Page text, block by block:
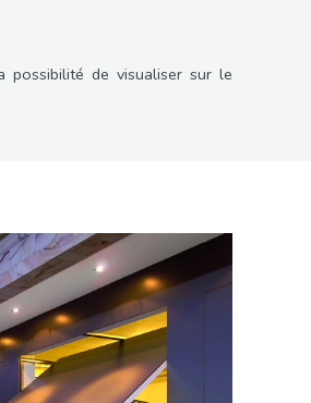
possibilité de visualiser sur le